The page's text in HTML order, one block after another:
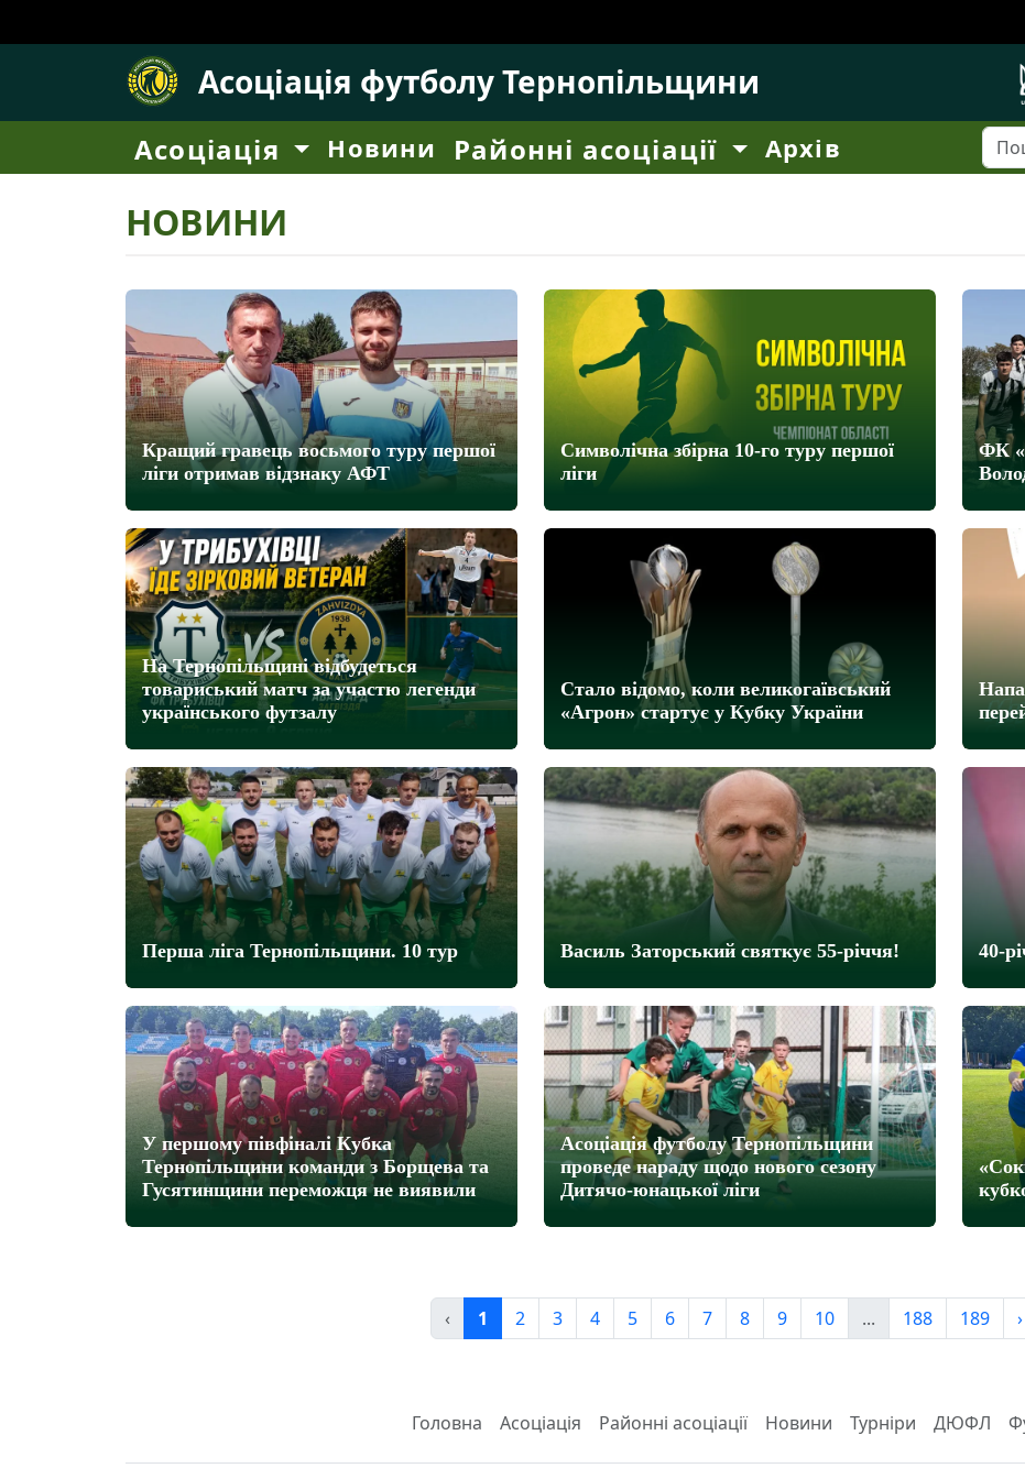
Асоціація футболу Тернопільщини
Асоціація Новини Районні асоціації Архів
НОВИНИ
Кращий гравець восьмого туру першої
ліги отримав відзнаку АФТ
Символічна збірна 10-го туру першої
ліги
ФК
На Тернопільщині відбудеться
товариський матч за участю легенди
українського футзалу
Стало відомо, коли великогаївський
«Агрон» стартує у Кубку України
Перша ліга Тернопільщини. 10 тур Василь Заторський святкує 55-річчя! 40-
У першому півфіналі Кубка
Тернопільщини команди з Борщева та
Гусятинщини переможця не виявили
Асоціація футболу Тернопільщини
проведе нараду щодо нового сезону
Дитячо-юнацької ліги
‹ 1 2 3 4 5 6 7 8 9 10 ... 188 189 ›
Головна Асоціація Районні асоціації Новини Турніри ДЮФЛ